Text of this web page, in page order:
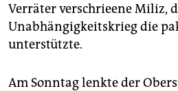
Verräter verschrieene Miliz,
Unabhängigkeitskrieg die
unterstützte.
Am Sonntag lenkte der